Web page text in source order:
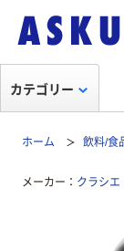
カテゴリー
ホーム 飲料/食
メーカー クラシエ